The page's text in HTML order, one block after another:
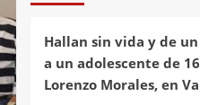
Hallan sin vida y de
a un adolescente de
Lorenzo Morales, en